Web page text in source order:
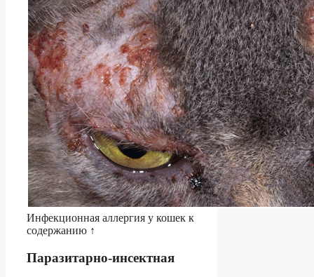
Инфекционная аллергия у кошек к
содержанию ↑
Паразитарно-инсектная